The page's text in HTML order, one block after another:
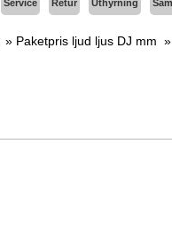
Service Retur Uthyrning
» Paketpris ljud ljus DJ mm